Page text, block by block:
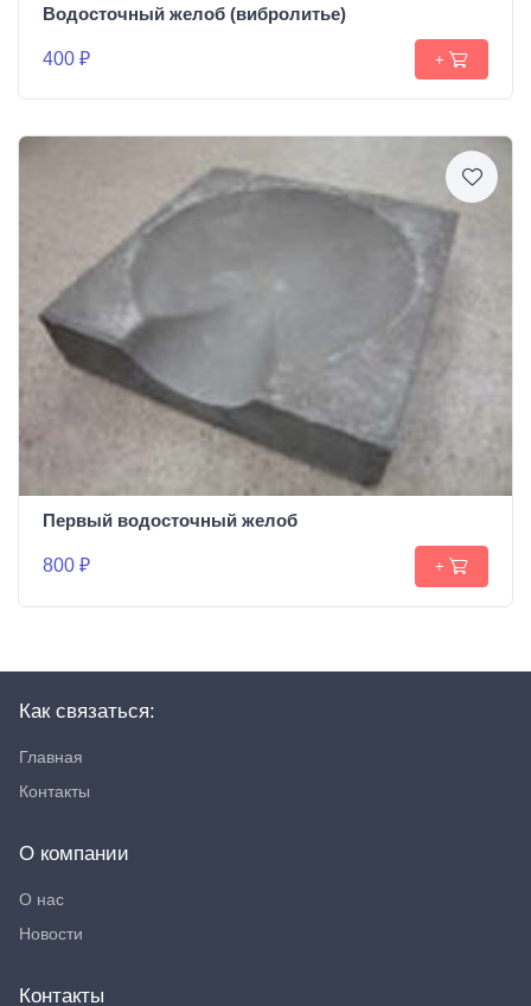
Водосточный желоб (вибролитье)
400 ₽ +
Первый водосточный желоб
800 ₽ +
Как связаться:
Главная
Контакты
О компании
О нас
Новости
Контакты